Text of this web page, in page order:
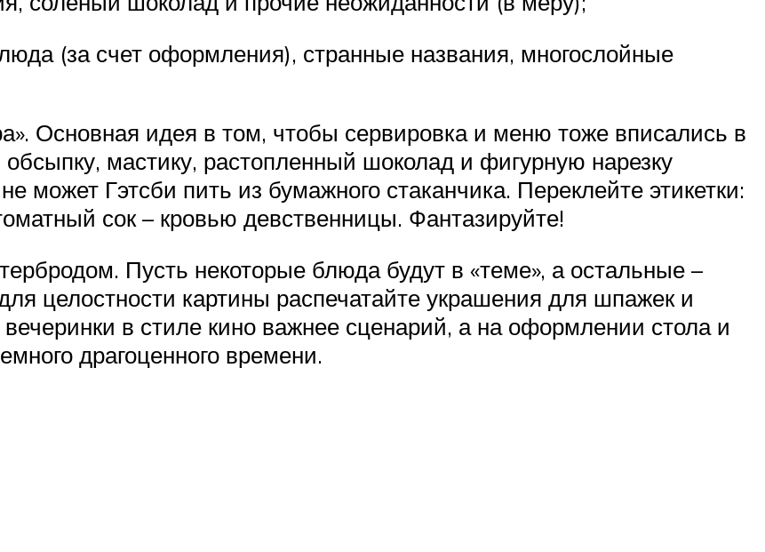
(за счет оформления), странные названия, многослойные
Основная идея в том, чтобы сервировка и меню тоже вписались в
мастику, растопленный шоколад и фигурную нарезку
может Гэтсби пить из бумажного стаканчика. Переклейте этикетки:
сок – кровью девственницы. Фантазируйте!
Пусть некоторые блюда будут в «теме», а остальные –
целостности картины распечатайте украшения для шпажек и
в стиле кино важнее сценарий, а на оформлении стола и
драгоценного времени.